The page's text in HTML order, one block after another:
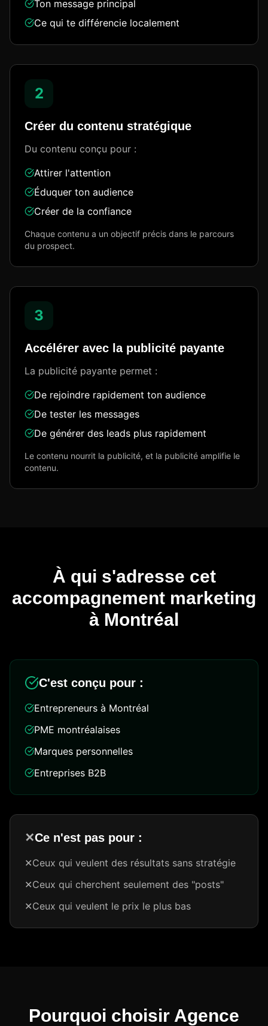
Ton message principal
Ce qui te différencie localement
2
Créer du contenu stratégique
Du contenu conçu pour :
Attirer l'attention
Éduquer ton audience
Créer de la confiance
Chaque contenu a un objectif précis dans le parcours
du prospect.
3
Accélérer avec la publicité payante
La publicité payante permet :
De rejoindre rapidement ton audience
De tester les messages
De générer des leads plus rapidement
Le contenu nourrit la publicité, et la publicité amplifie le
contenu.
À qui s'adresse cet
accompagnement marketing
à Montréal
C'est conçu pour :
Entrepreneurs à Montréal
PME montréalaises
Marques personnelles
Entreprises B2B
✕Ce n'est pas pour :
✕Ceux qui veulent des résultats sans stratégie
✕Ceux qui cherchent seulement des "posts"
✕Ceux qui veulent le prix le plus bas
Pourquoi choisir Agence